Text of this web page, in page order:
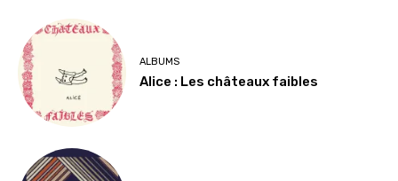
ALBUMS
Alice : Les châteaux faibles